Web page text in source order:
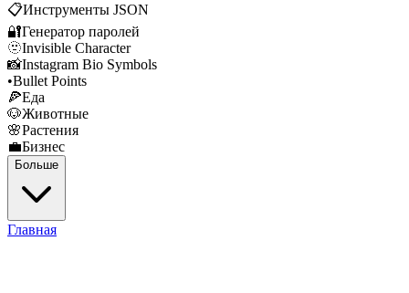
📋Инструменты JSON
🔐Генератор паролей
🫥Invisible Character
📸Instagram Bio Symbols
•Bullet Points
🍕Еда
🐶Животные
🌸Растения
💼Бизнес
Больше
Главная